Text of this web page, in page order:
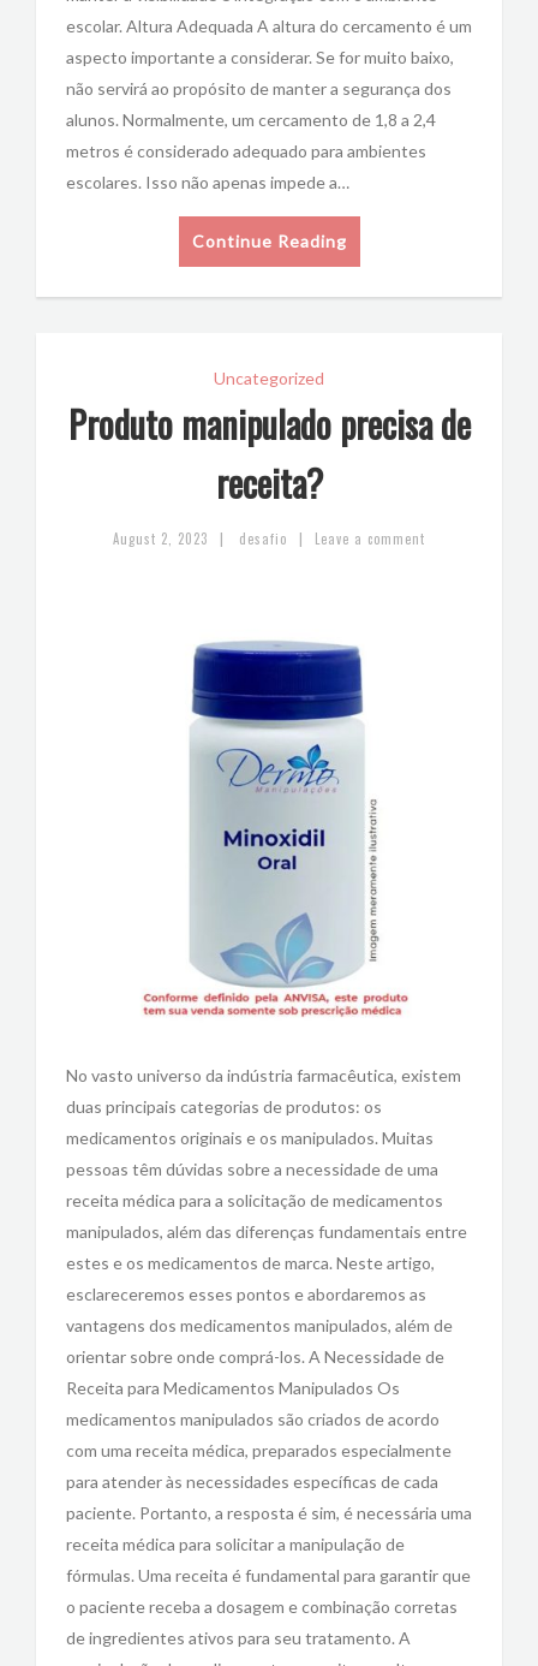
escolar. Altura Adequada A altura do cercamento é um
aspecto importante a considerar. Se for muito baixo,
não servirá ao propósito de manter a segurança dos
alunos. Normalmente, um cercamento de 1,8 a 2,4
metros é considerado adequado para ambientes
escolares. Isso não apenas impede a…
Continue Reading
Uncategorized
Produto manipulado precisa de
receita?
August 2, 2023 | desafio | Leave a comment
No vasto universo da indústria farmacêutica, existem
duas principais categorias de produtos: os
medicamentos originais e os manipulados. Muitas
pessoas têm dúvidas sobre a necessidade de uma
receita médica para a solicitação de medicamentos
manipulados, além das diferenças fundamentais entre
estes e os medicamentos de marca. Neste artigo,
esclareceremos esses pontos e abordaremos as
vantagens dos medicamentos manipulados, além de
orientar sobre onde comprá-los. A Necessidade de
Receita para Medicamentos Manipulados Os
medicamentos manipulados são criados de acordo
com uma receita médica, preparados especialmente
para atender às necessidades específicas de cada
paciente. Portanto, a resposta é sim, é necessária uma
receita médica para solicitar a manipulação de
fórmulas. Uma receita é fundamental para garantir que
o paciente receba a dosagem e combinação corretas
de ingredientes ativos para seu tratamento. A